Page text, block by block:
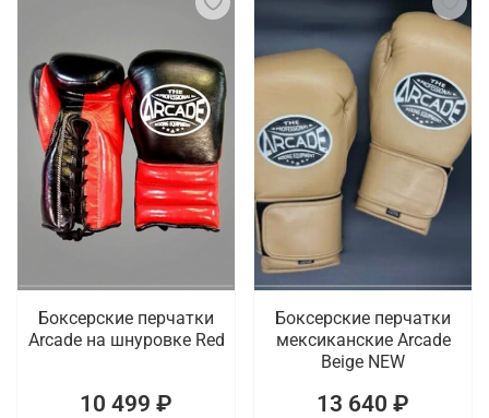
Боксерские перчатки
Arcade на шнуровке Red
10 499 ₽
Боксерские перчатки
мексиканские Arcade
Beige NEW
13 640 ₽